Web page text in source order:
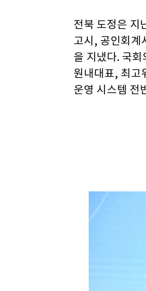
전북 도정은 지
고시, 공인회계
을 지냈다. 국
원내대표, 최고
운영 시스템 전